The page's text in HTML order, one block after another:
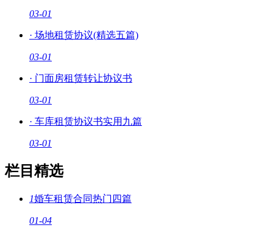
03-01
· 场地租赁协议(精选五篇)
03-01
· 门面房租赁转让协议书
03-01
· 车库租赁协议书实用九篇
03-01
栏目精选
1婚车租赁合同热门四篇
01-04